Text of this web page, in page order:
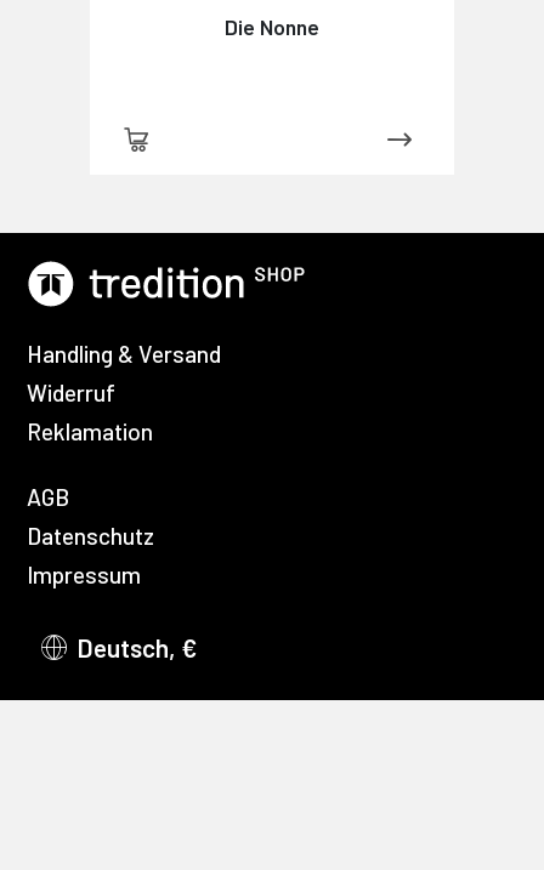
Die Nonne
Handling & Versand
Widerruf
Reklamation
AGB
Datenschutz
Impressum
Deutsch, €